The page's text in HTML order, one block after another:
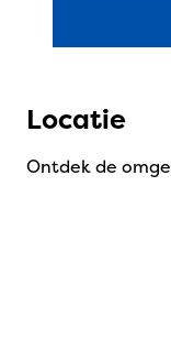
Locatie
Ontdek de